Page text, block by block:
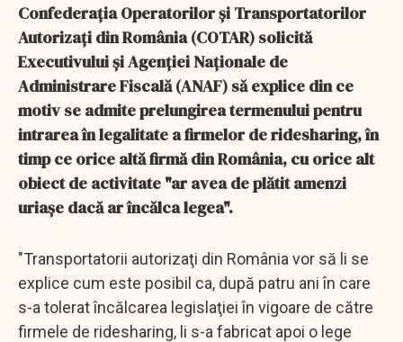
Confederaţia Operatorilor şi Transportatorilor
Autorizaţi din România (COTAR) solicită
Executivului şi Agenţiei Naţionale de
Administrare Fiscală (ANAF) să explice din ce
motiv se admite prelungirea termenului pentru
intrarea în legalitate a firmelor de ridesharing, în
timp ce orice altă firmă din România, cu orice alt
obiect de activitate "ar avea de plătit amenzi
uriaşe dacă ar încălca legea".
"Transportatorii autorizaţi din România vor să li se
explice cum este posibil ca, după patru ani în care
s-a tolerat încălcarea legislaţiei în vigoare de către
firmele de ridesharing, li s-a fabricat apoi o lege